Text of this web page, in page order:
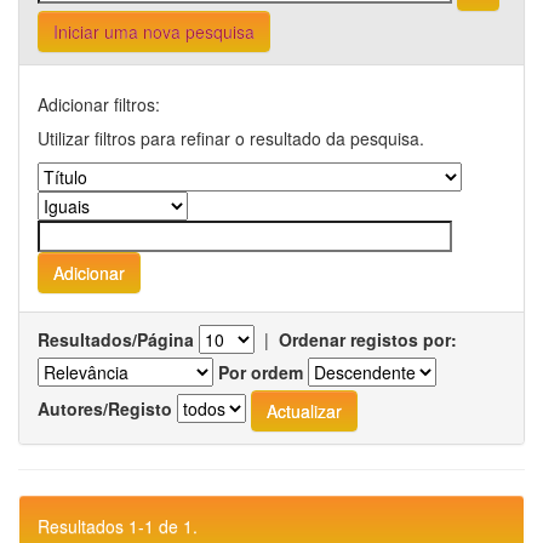
Iniciar uma nova pesquisa
Adicionar filtros:
Utilizar filtros para refinar o resultado da pesquisa.
Resultados/Página | Ordenar registos por:
Por ordem
Autores/Registo
Resultados 1-1 de 1.